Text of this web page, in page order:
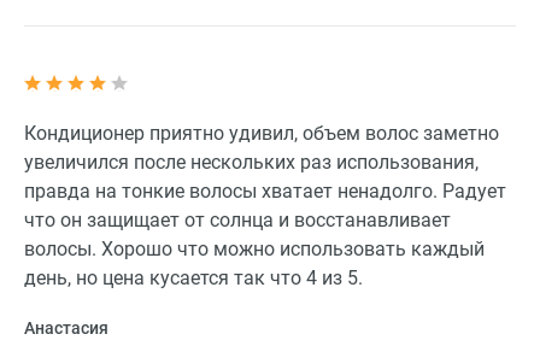
Кондиционер приятно удивил, объем волос заметно
увеличился после нескольких раз использования,
правда на тонкие волосы хватает ненадолго. Радует
что он защищает от солнца и восстанавливает
волосы. Хорошо что можно использовать каждый
день, но цена кусается так что 4 из 5.
Анастасия